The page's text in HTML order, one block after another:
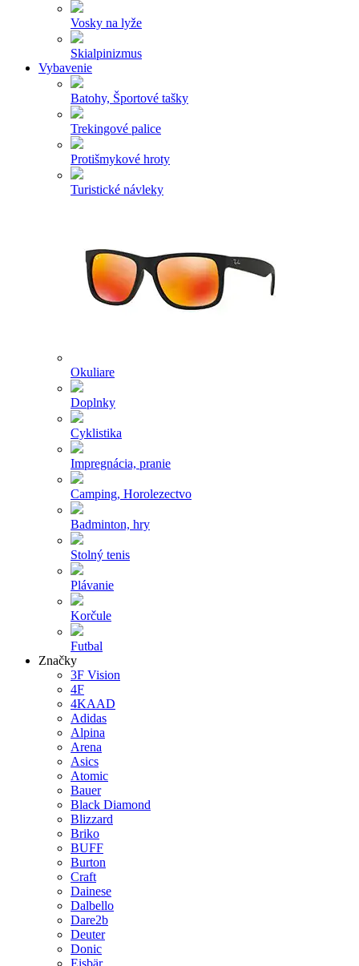
Vosky na lyže
Skialpinizmus
Vybavenie
Batohy, Športové tašky
Trekingové palice
Protišmykové hroty
Turistické návleky
Okuliare
Doplnky
Cyklistika
Impregnácia, pranie
Camping, Horolezectvo
Badminton, hry
Stolný tenis
Plávanie
Korčule
Futbal
Značky
3F Vision
4F
4KAAD
Adidas
Alpina
Arena
Asics
Atomic
Bauer
Black Diamond
Blizzard
Briko
BUFF
Burton
Craft
Dainese
Dalbello
Dare2b
Deuter
Donic
Eisbär